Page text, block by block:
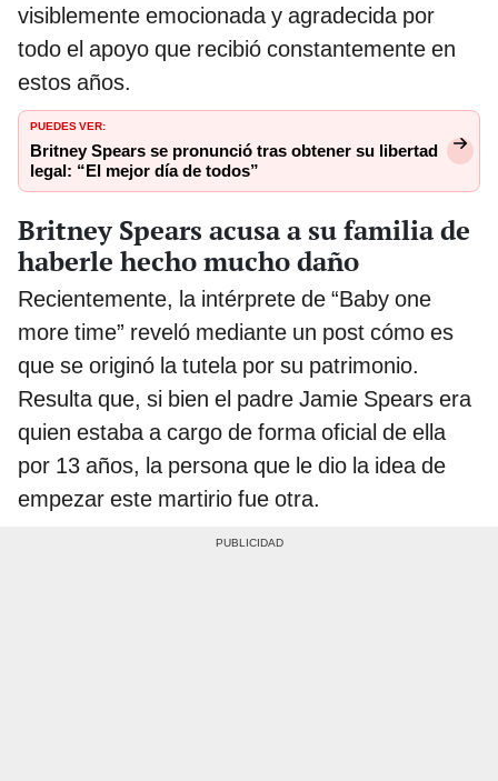
visiblemente emocionada y agradecida por
todo el apoyo que recibió constantemente en
estos años.
PUEDES VER:
Britney Spears se pronunció tras obtener su libertad
legal: “El mejor día de todos”
Britney Spears acusa a su familia de
haberle hecho mucho daño
Recientemente, la intérprete de “Baby one
more time” reveló mediante un post cómo es
que se originó la tutela por su patrimonio.
Resulta que, si bien el padre Jamie Spears era
quien estaba a cargo de forma oficial de ella
por 13 años, la persona que le dio la idea de
empezar este martirio fue otra.